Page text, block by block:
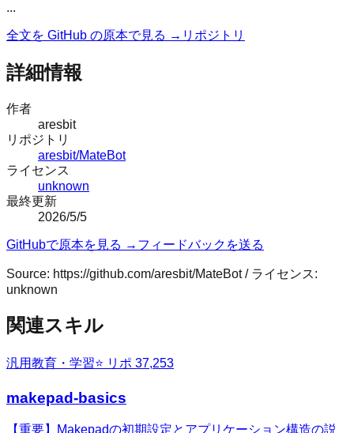
...
全文を GitHub の原本で見る → リポジトリ
詳細情報
作者
aresbit
リポジトリ
aresbit/MateBot
ライセンス
unknown
最終更新
2026/5/5
GitHubで原本を見る → フィードバックを送る
Source: https://github.com/aresbit/MateBot/ ライセンス:
unknown
関連スキル
汎用教育・学習⭐ リポ 37,253
makepad-basics
【重要】Makepadの初期設定とアプリケーション構造の説